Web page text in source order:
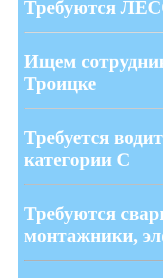
Требуются
Ищем
Троицке
Требуется
категории С
Требуются
монтажники,